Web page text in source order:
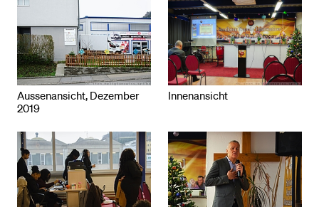
Aussenansicht, Dezember
2019
Innenansicht